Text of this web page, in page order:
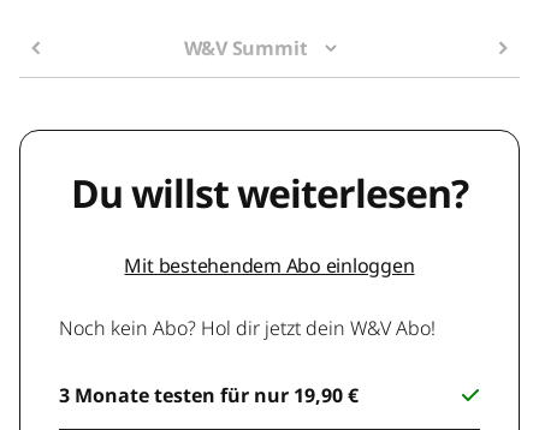
W&V Summit
Du willst weiterlesen?
Mit bestehendem Abo einloggen
Noch kein Abo? Hol dir jetzt dein W&V Abo!
3 Monate testen für nur 19,90 €